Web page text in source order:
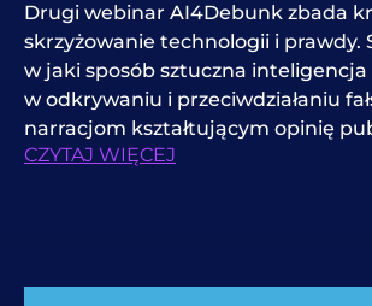
Drugi webinar AI4Debunk zbada
skrzyżowanie technologii i prawdy.
w jaki sposób sztuczna
w odkrywaniu i przeciwdziałaniu
narracjom kształtującym opinię
CZYTAJ WIĘCEJ